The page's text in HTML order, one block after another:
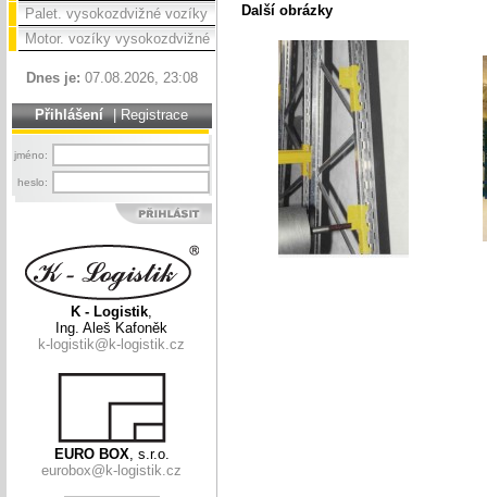
Palet. vysokozdvižné vozíky
Motor. vozíky vysokozdvižné
Dnes je: 07.08.2026, 23:08
Přihlášení |Registrace
jméno:
heslo:
K - Logistik,
Ing. Aleš Kafoněk
k-logistik@k-logistik.cz
EURO BOX, s.r.o.
eurobox@k-logistik.cz
Další obrázky